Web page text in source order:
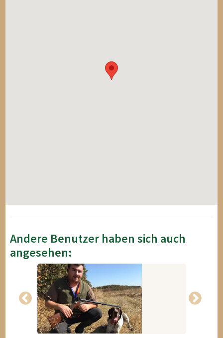
Andere Benutzer haben sich auch
angesehen: